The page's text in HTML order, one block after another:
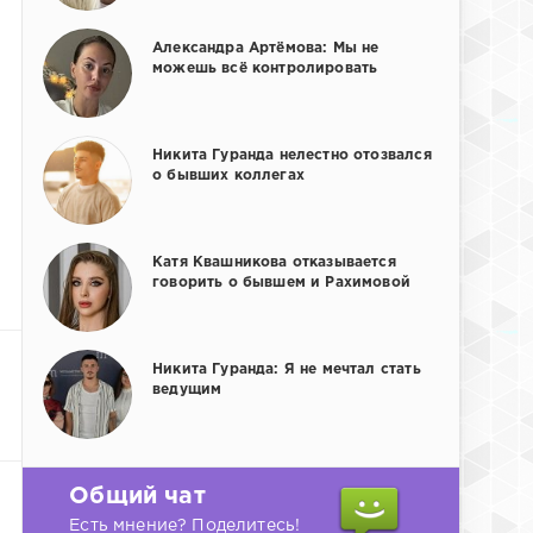
Александра Артёмова: Мы не
можешь всё контролировать
Никита Гуранда нелестно отозвался
о бывших коллегах
Катя Квашникова отказывается
говорить о бывшем и Рахимовой
Никита Гуранда: Я не мечтал стать
ведущим
Общий чат
Есть мнение? Поделитесь!